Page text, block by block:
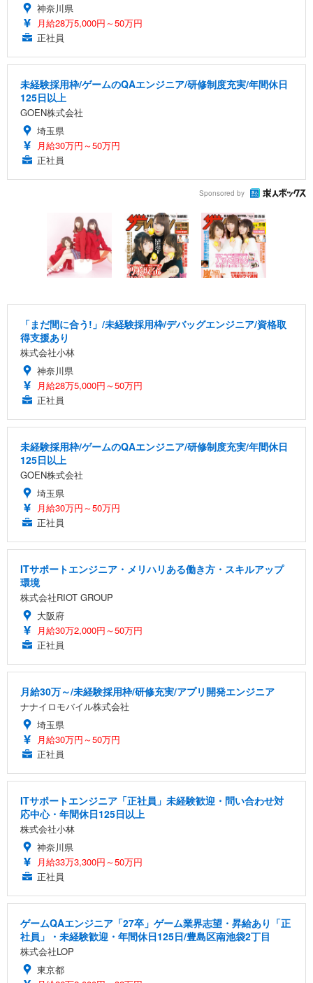
神奈川県
月給28万5,000円～50万円
正社員
未経験採用枠/ゲームのQAエンジニア/研修制度充実/年間休日
125日以上
GOEN株式会社
埼玉県
月給30万円～50万円
正社員
Sponsored by
「まだ間に合う!」/未経験採用枠/デバッグエンジニア/資格取
得支援あり
株式会社小林
神奈川県
月給28万5,000円～50万円
正社員
未経験採用枠/ゲームのQAエンジニア/研修制度充実/年間休日
125日以上
GOEN株式会社
埼玉県
月給30万円～50万円
正社員
ITサポートエンジニア・メリハリある働き方・スキルアップ
環境
株式会社RIOT GROUP
大阪府
月給30万2,000円～50万円
正社員
月給30万～/未経験採用枠/研修充実/アプリ開発エンジニア
ナナイロモバイル株式会社
埼玉県
月給30万円～50万円
正社員
ITサポートエンジニア「正社員」未経験歓迎・問い合わせ対
応中心・年間休日125日以上
株式会社小林
神奈川県
月給33万3,300円～50万円
正社員
ゲームQAエンジニア「27卒」ゲーム業界志望・昇給あり「正
社員」・未経験歓迎・年間休日125日/豊島区南池袋2丁目
株式会社LOP
東京都